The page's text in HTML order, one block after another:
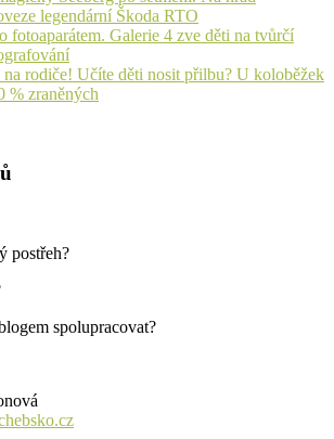
legendární Škoda RTO
fotoaparátem. Galerie 4 zve děti na tvůrčí
na rodiče! Učíte děti nosit přilbu? U koloběžek
% zraněných
postřeh?
spolupracovat?